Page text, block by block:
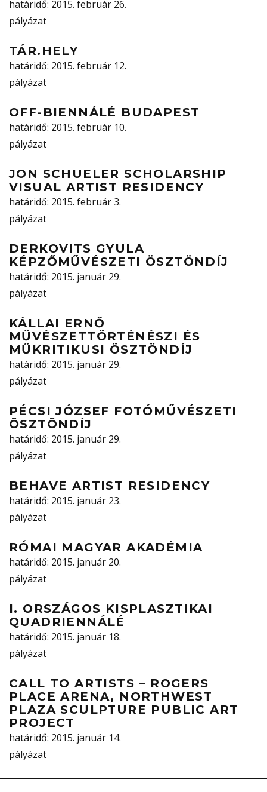
határidő: 2015. február 26.
pályázat
TÁR.HELY
határidő: 2015. február 12.
pályázat
OFF-BIENNÁLÉ BUDAPEST
határidő: 2015. február 10.
pályázat
JON SCHUELER SCHOLARSHIP
VISUAL ARTIST RESIDENCY
határidő: 2015. február 3.
pályázat
DERKOVITS GYULA
KÉPZŐMŰVÉSZETI ÖSZTÖNDÍJ
határidő: 2015. január 29.
pályázat
KÁLLAI ERNŐ
MŰVÉSZETTÖRTÉNÉSZI ÉS
MŰKRITIKUSI ÖSZTÖNDÍJ
határidő: 2015. január 29.
pályázat
PÉCSI JÓZSEF FOTÓMŰVÉSZETI
ÖSZTÖNDÍJ
határidő: 2015. január 29.
pályázat
BEHAVE ARTIST RESIDENCY
határidő: 2015. január 23.
pályázat
RÓMAI MAGYAR AKADÉMIA
határidő: 2015. január 20.
pályázat
I. ORSZÁGOS KISPLASZTIKAI
QUADRIENNÁLÉ
határidő: 2015. január 18.
pályázat
CALL TO ARTISTS – ROGERS
PLACE ARENA, NORTHWEST
PLAZA SCULPTURE PUBLIC ART
PROJECT
határidő: 2015. január 14.
pályázat